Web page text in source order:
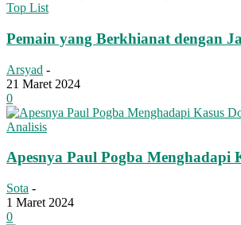
Top List
Pemain yang Berkhianat dengan
Arsyad -
21 Maret 2024
0
Analisis
Apesnya Paul Pogba Menghadapi
Sota -
1 Maret 2024
0